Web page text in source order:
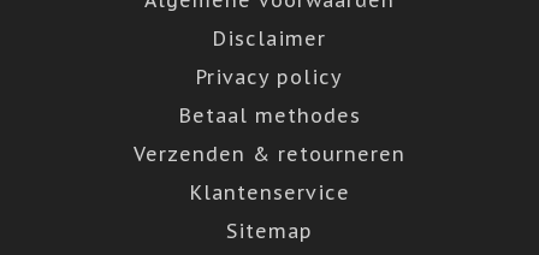
Disclaimer
Privacy policy
Betaal methodes
Verzenden & retourneren
Klantenservice
Sitemap